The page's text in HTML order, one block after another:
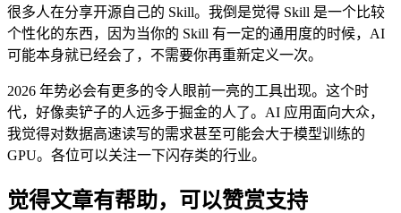
很多人在分享开源自己的 Skill。我倒是觉得 Skill 是一个比较
个性化的东西，因为当你的 Skill 有一定的通用度的时候，AI
可能本身就已经会了，不需要你再重新定义一次。
2026 年势必会有更多的令人眼前一亮的工具出现。这个时
代，好像卖铲子的人远多于掘金的人了。AI 应用面向大众，
我觉得对数据高速读写的需求甚至可能会大于模型训练的
GPU。各位可以关注一下闪存类的行业。
觉得文章有帮助，可以赞赏支持